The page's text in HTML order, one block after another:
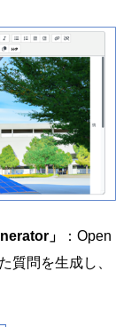
」
：Open
質問を生成し、